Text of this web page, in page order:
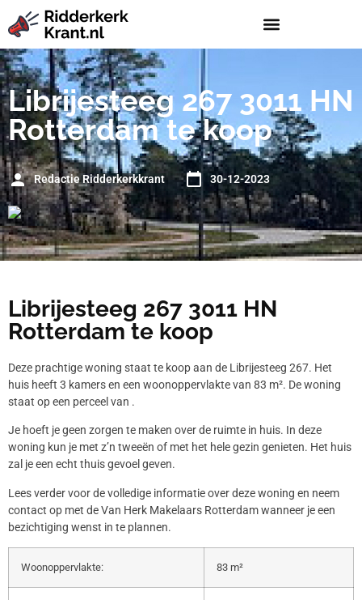
Librijesteeg 267 3011 HN
Rotterdam te koop
Redactie Ridderkerkkrant 30-12-2023
Librijesteeg 267 3011 HN
Rotterdam te koop
Deze prachtige woning staat te koop aan de Librijesteeg 267. Het
huis heeft 3 kamers en een woonoppervlakte van 83 m². De woning
staat op een perceel van .
Je hoeft je geen zorgen te maken over de ruimte in huis. In deze
woning kun je met z’n tweeën of met het hele gezin genieten. Het huis
zal je een echt thuis gevoel geven.
Lees verder voor de volledige informatie over deze woning en neem
contact op met de Van Herk Makelaars Rotterdam wanneer je een
bezichtiging wenst in te plannen.
Woonoppervlakte: 83 m²